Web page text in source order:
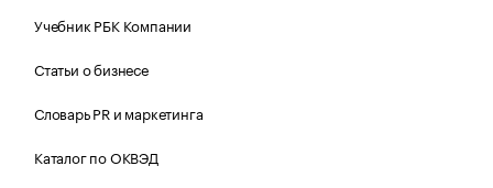
Учебник РБК Компании
Статьи о бизнесе
Словарь PR и маркетинга
Каталог по ОКВЭД